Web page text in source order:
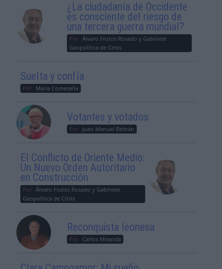
¿La ciudadanía de Occidente
es consciente del riesgo de
una tercera guerra mundial?
Por Álvaro Frutos Rosado y Gabinete
Geopolítica de Crisis
Suelta y confía
Por María Comesaña
Votantes y votados
Por Juan Manuel Beltrán
El Conflicto de Oriente Medio:
Un Nuevo Orden Autoritario
en Construcción
Por Álvaro Frutos Rosado y Gabinete
Geopolítica de Crisis
Reconquista leonesa
Por Carlos Miranda